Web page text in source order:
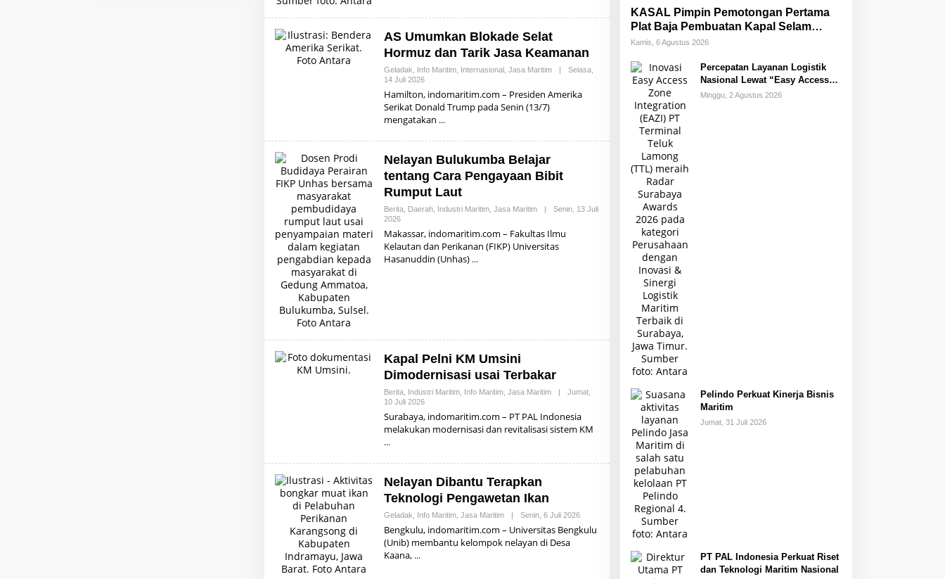
S
I
AS Umumkan Blokade Selat
Hormuz dan Tarik Jasa Keamanan
Geladak Info Maritim, Internasional, Jasa Maritim |
Selasa,
14 Juli 2026O
E
H
R
K
I
Hamilton, indomaritim.com – Presiden Amerika
Serikat Donald Trump pada Senin (13/7)
mengatakan
Nelayan Bulukumba Belajar
tentang Cara Pengayaan Bibit
Rumput Laut
Berita, Daerah, Industri Maritim, Jasa Maritim |
Senin, 13 Juli
2026O
E
H
R
Makassar, indomaritim.com – Fakultas Ilmu
Kelautan dan Perikanan (FIKP) Universitas
Hasanuddin (Unhas)
Kapal Pelni KM Umsini
Dimodernisasi usai Terbakar
Berita, Industri Maritim, Info Maritim, Jasa Maritim |
Jumat,
10 Juli 2026O
E
H
K
I
Surabaya, indomaritim.com – PT PAL Indonesia
melakukan modernisasi dan revitalisasi sistem KM
Nelayan Dibantu Terapkan
Teknologi Pengawetan Ikan
Geladak Info Maritim, Jasa Maritim | Senin, 6 Juli 2026O
L
E
Bengkulu, indomaritim.com – Universitas Bengkulu
(Unib) membantu kelompok nelayan di Desa
Kaana,
KASAL Pimpin Pemotongan Pertama
Plat Baja Pembuatan Kapal Selam
Scorpene
Kamis, 6 Agustus 2026
Percepatan Layanan Logistik
Nasional Lewat “Easy Access
Zone Integration”
Minggu, 2 Agustus 2026
Pelindo Perkuat Kinerja Bisnis
Maritim
Jumat, 31 Juli 2026
PT PAL Indonesia Perkuat Riset
dan Teknologi Maritim Nasional